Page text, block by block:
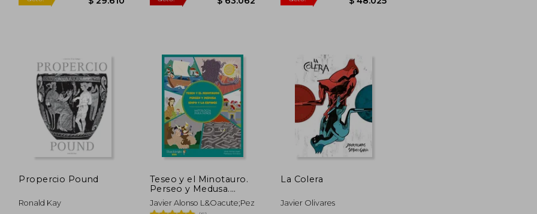
$ 29.610 dcto.
Propercio Pound
Ronald Kay
Teseo y el Minotauro.
Perseo y Medusa.
Edipo y la Esfinge: 5
(Mitología Para Niños)
Javier Alonso L&Oacute;Pez
La Colera
Javier Olivares